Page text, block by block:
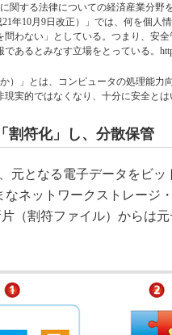
関する法律についての経済産業分野
年10月9日改正）」では、何を個
問わない」としている。つまり、安
あるとみなす立場をとっている。
）」とは、コンピュータの処理能力
実的ではなくなり、十分に安全とは
割符化」し、分散保管
元となる電子データをビ
なネットワークストレージ
（割符ファイル）からは